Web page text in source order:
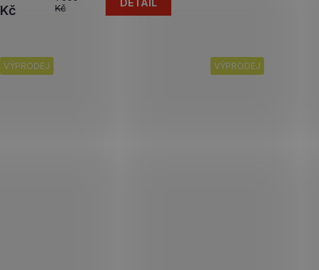
Kč
Kč
DETAIL
VÝPRODEJ VÝPRODEJ